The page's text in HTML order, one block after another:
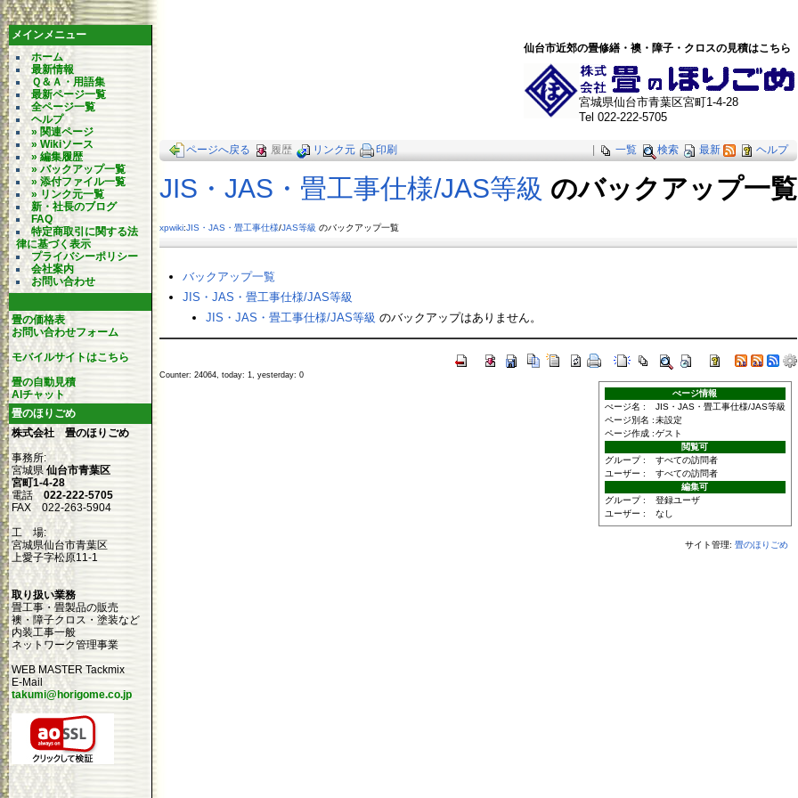
メインメニュー
ホーム
最新情報
Ｑ＆Ａ・用語集
最新ページ一覧
全ページ一覧
ヘルプ
» 関連ページ
» Wikiソース
» 編集履歴
» バックアップ一覧
» 添付ファイル一覧
» リンク元一覧
新・社長のブログ
FAQ
特定商取引に関する法
律に基づく表示
プライバシーポリシー
会社案内
お問い合わせ
畳の価格表
お問い合わせフォーム
モバイルサイトはこちら
畳の自動見積
AIチャット
畳のほりごめ
株式会社 畳のほりごめ
事務所:
宮城県仙台市青葉区
宮町1-4-28
電話022-222-5705
FAX 022-263-5904
工 場:
宮城県仙台市青葉区
上愛子字松原11-1
取り扱い業務
畳工事・畳製品の販売
襖・障子クロス・塗装など
内装工事一般
ネットワーク管理事業
WEB MASTER Tackmix
E-Mail
takumi@horigome.co.jp
仙台市近郊の畳修繕・襖・障子・クロスの見積はこちら
宮城県仙台市青葉区宮町1-4-28
Tel 022-222-5705
一覧 検索 最新 ヘルプ
ページへ戻る 履歴 リンク元 印刷
JIS・JAS・畳工事仕様​/JAS等級 のバックアップ一覧
xpwiki:JIS・JAS・畳工事仕様/JAS等級 のバックアップ一覧
バックアップ一覧
JIS・JAS・畳工事仕様​/JAS等級
JIS・JAS・畳工事仕様​/JAS等級 のバックアップはありません。
ぺージ情報
ぺージ名 :
JIS・JAS・畳工事仕様/JAS等級
ページ別名 :未設定
ページ作成 :ゲスト
閲覧可
グループ :
すべての訪問者
ユーザー :
すべての訪問者
編集可
グループ :
登録ユーザ
ユーザー :
なし
Counter: 24064, today: 1, yesterday: 0
サイト管理: 畳のほりごめ